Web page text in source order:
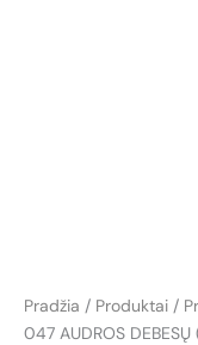
Pradžia / Produktai /
047 AUDROS DEBESŲ